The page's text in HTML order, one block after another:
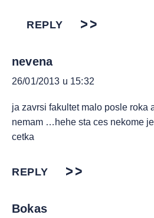
REPLY
nevena
26/01/2013 u 15:32
ja zavrsi fakultet malo posle roka
nemam …hehe sta ces nekome
cetka
REPLY
Bokas